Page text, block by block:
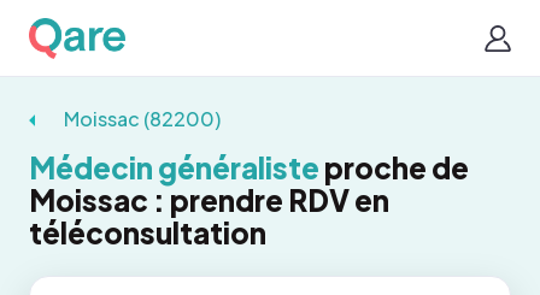
Moissac (82200)
Médecin généraliste proche de
Moissac : prendre RDV en
téléconsultation